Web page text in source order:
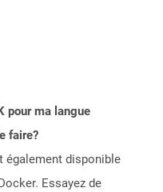
pour ma langue
faire?
également disponible
Essayez de